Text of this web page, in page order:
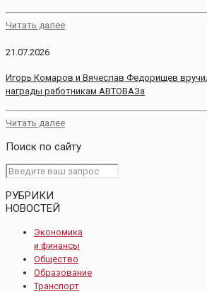
Читать далее
21.07.2026
Игорь Комаров и Вячеслав Федорищев
награды работникам АВТОВАЗа
Читать далее
Поиск по сайту
РУБРИКИ
НОВОСТЕЙ
Экономика
и финансы
Общество
Образование
Транспорт